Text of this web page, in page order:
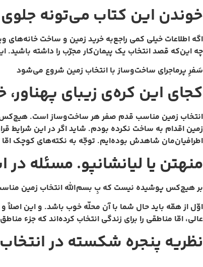
خوندن این کتاب می‌تونه جلوی
اگه اطلاعات خیلی کمی راجع‌به خرید زمین و ساخت خانه‌های
چه این‌که قصد انتخاب یک پیمان‌کار مجرّب را داشته باشید.
سَفرِ پرماجرای ساخت‌و‌ساز با انتخاب زمین شروع می‌شود
کجای این کره‌ی زیبای پهناور،
انتخاب زمین مناسب قدم صفر هر ساخت‌و‌ساز است. هیچ‌کس
زمین اقدام به ساخت نکرده بودم. شاید اگر در این شرایط
اطرافیان‌مان شاهدش بوده‌ایم. توجّه به نکته‌های کوچک امّا
منهتن یا لیانشانپو. مسئله
بر هیچ‌کس پوشیده نیست که بِ بسم‌الله انتخاب زمین
اوّل از همّه باید حال شما با آن محلّه خوب باشد. و این اصلاً
عالی، امّا مناطقی را برای زندگی انتخاب کرده‌اند که جزء
نظریه پنجره شکسته در